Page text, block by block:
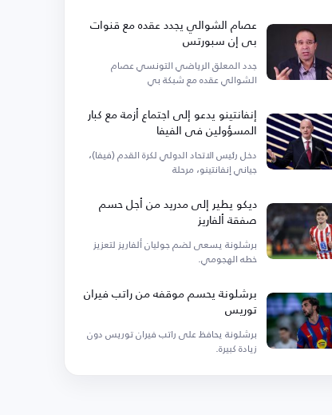
عصام الشوالي يجدد عقده مع قنوات
بي إن سبورتس
جدد المعلق الرياضي التونسي عصام
الشوالي عقده مع شبكة بي
إنفانتينو يدعو إلى اجتماع أزمة مع كبار
المسؤولين في الفيفا
دخل رئيس الاتحاد الدولي لكرة القدم (فيفا)،
جياني إنفانتينو، مرحلة
ديكو يطير إلى مدريد من أجل حسم
صفقة ألفاريز
برشلونة يسعى لضم جوليان ألفاريز لتعزيز
خطه الهجومي.
برشلونة يحسم موقفه من راتب فيران
توريس
برشلونة يحافظ على راتب فيران توريس دون
زيادة كبيرة.